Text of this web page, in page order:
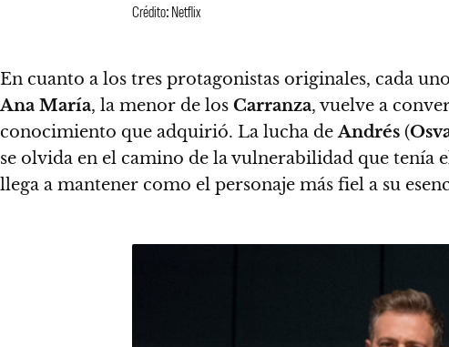
Crédito: Netflix
En cuanto a los tres protagonistas originales, cada
Ana María, la menor de los Carranza, vuelve a
conocimiento que adquirió. La lucha deAndrés (
se olvida en el camino de la vulnerabilidad que tenía
llega a mantener como el personaje más fiel a su